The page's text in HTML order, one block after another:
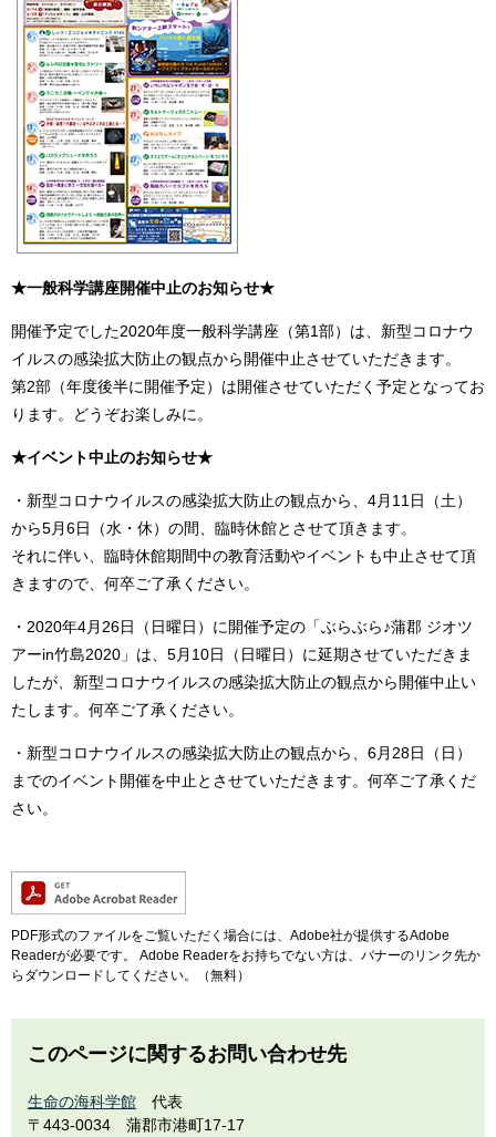
★一般科学講座開催中止のお知らせ★
開催予定でした2020年度一般科学講座（第1部）は、新型コロナウ
イルスの感染拡大防止の観点から開催中止させていただきます。
第2部（年度後半に開催予定）は開催させていただく予定となってお
ります。どうぞお楽しみに。
★イベント中止のお知らせ★
・新型コロナウイルスの感染拡大防止の観点から、4月11日（土）
から5月6日（水・休）の間、臨時休館とさせて頂きます。
それに伴い、臨時休館期間中の教育活動やイベントも中止させて頂
きますので、何卒ご了承ください。
・2020年4月26日（日曜日）に開催予定の「ぶらぶら♪蒲郡 ジオツ
アーin竹島2020」は、5月10日（日曜日）に延期させていただきま
したが、新型コロナウイルスの感染拡大防止の観点から開催中止い
たします。何卒ご了承ください。
・新型コロナウイルスの感染拡大防止の観点から、6月28日（日）
までのイベント開催を中止とさせていただきます。何卒ご了承くだ
さい。
PDF形式のファイルをご覧いただく場合には、Adobe社が提供するAdobe
Readerが必要です。
Adobe Readerをお持ちでない方は、バナーのリンク先か
らダウンロードしてください。（無料）
このページに関するお問い合わせ先
生命の海科学館
代表
〒443-0034
蒲郡市港町17-17